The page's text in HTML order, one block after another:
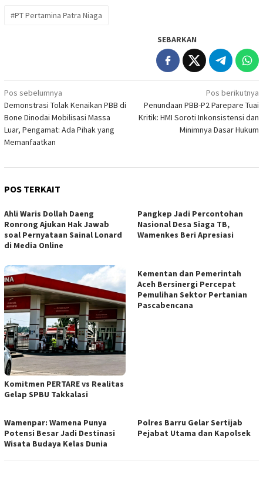
#PT Pertamina Patra Niaga
SEBARKAN
Navigasi
pos
Pos sebelumnya
Demonstrasi Tolak Kenaikan PBB di
Bone Dinodai Mobilisasi Massa
Luar, Pengamat: Ada Pihak yang
Memanfaatkan
Pos berikutnya
Penundaan PBB-P2 Parepare Tuai
Kritik: HMI Soroti Inkonsistensi dan
Minimnya Dasar Hukum
POS TERKAIT
Ahli Waris Dollah Daeng
Ronrong Ajukan Hak Jawab
soal Pernyataan Sainal Lonard
di Media Online
Pangkep Jadi Percontohan
Nasional Desa Siaga TB,
Wamenkes Beri Apresiasi
Komitmen PERTARE vs Realitas
Gelap SPBU Takkalasi
Kementan dan Pemerintah
Aceh Bersinergi Percepat
Pemulihan Sektor Pertanian
Pascabencana
Wamenpar: Wamena Punya
Potensi Besar Jadi Destinasi
Wisata Budaya Kelas Dunia
Polres Barru Gelar Sertijab
Pejabat Utama dan Kapolsek